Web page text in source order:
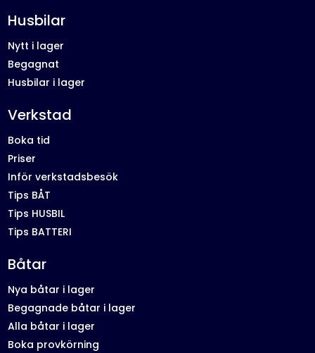
Husbilar
Nytt i lager
Begagnat
Husbilar i lager
Verkstad
Boka tid
Priser
Inför verkstadsbesök
Tips BÅT
Tips HUSBIL
Tips BATTERI
Båtar
Nya båtar i lager
Begagnade båtar i lager
Alla båtar i lager
Boka provkörning